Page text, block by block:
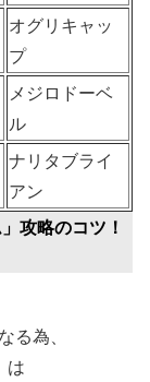
オグリキャッ
プ
メジロドーベ
ル
ナリタブライ
アン
攻略のコツ！
る為、
は